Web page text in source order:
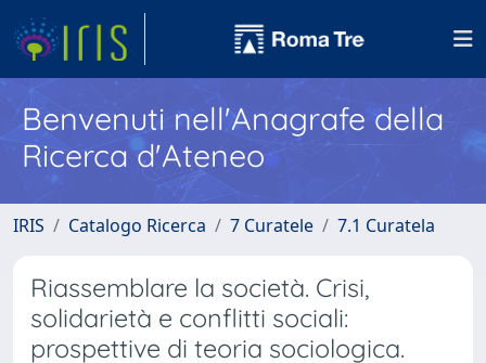
Benvenuti nell'Anagrafe della
Ricerca d'Ateneo
IRIS Catalogo Ricerca 7 Curatele 7.1 Curatela
Riassemblare la società. Crisi,
solidarietà e conflitti sociali:
prospettive di teoria sociologica.